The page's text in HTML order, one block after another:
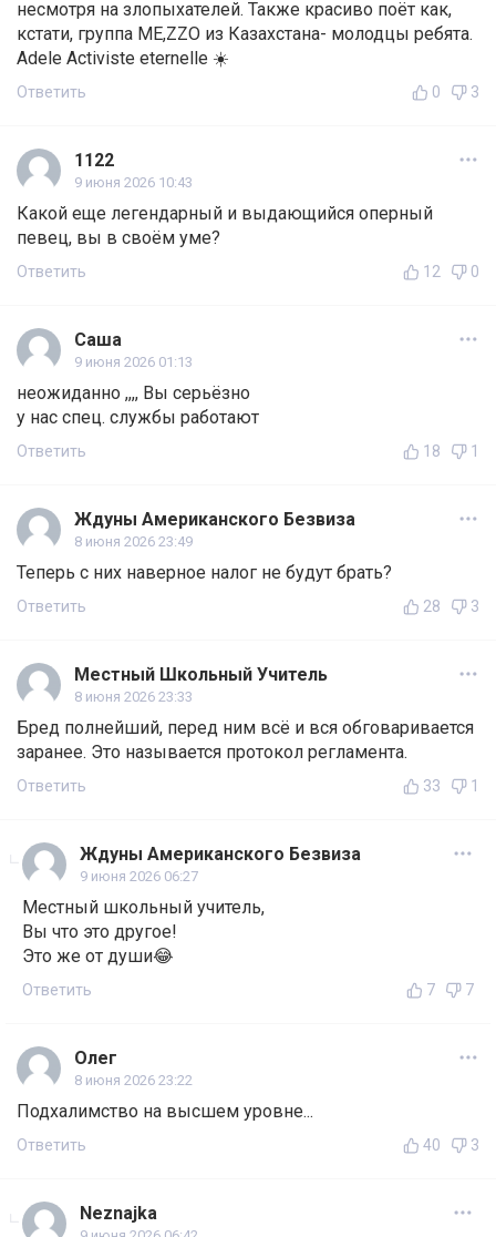
несмотря на злопыхателей. Также красиво поёт как,
кстати, группа МE,ZZО из Казахстана- молодцы ребята.
Adele Activiste eternelle ☀️
Ответить 0 3
1122
9 июня 2026 10:43
Какой еще легендарный и выдающийся оперный
певец, вы в своём уме?
Ответить 12 0
Саша
9 июня 2026 01:13
неожиданно ,,,, Вы серьёзно
у нас спец. службы работают
Ответить 18 1
Ждуны Американского Безвиза
8 июня 2026 23:49
Теперь с них наверное налог не будут брать?
Ответить 28 3
Местный Школьный Учитель
8 июня 2026 23:33
Бред полнейший, перед ним всё и вся обговаривается
заранее. Это называется протокол регламента.
Ответить 33 1
Ждуны Американского Безвиза
9 июня 2026 06:27
Местный школьный учитель,
Вы что это другое!
Это же от души😂
Ответить 7 7
Олег
8 июня 2026 23:22
Подхалимство на высшем уровне...
Ответить 40 3
Neznajka